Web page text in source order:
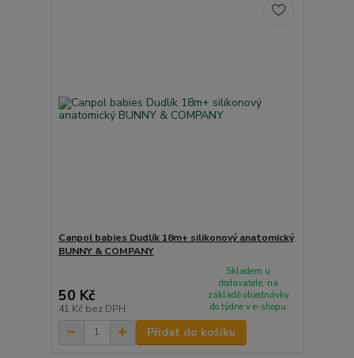
Canpol babies Dudlík 18m+ silikonový anatomický
BUNNY & COMPANY
50 Kč
41 Kč bez DPH
Skladem u
dodavatele, na
základě objednávky
do týdne v e-shopu
Přidat do košíku